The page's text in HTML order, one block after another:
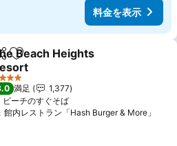
料金を表示
ェアお気に入りに追加
Beach Heights
テルのランク
満足
1,377
ビーチのすぐそば
館内レストラン「Hash Burger & More」